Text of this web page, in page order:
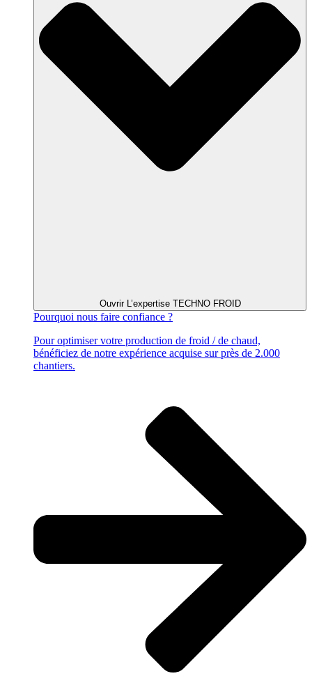
Ouvrir L’expertise TECHNO FROID
Pourquoi nous faire confiance ?
Pour optimiser votre production de froid / de chaud,
bénéficiez de notre expérience acquise sur près de 2.000
chantiers.